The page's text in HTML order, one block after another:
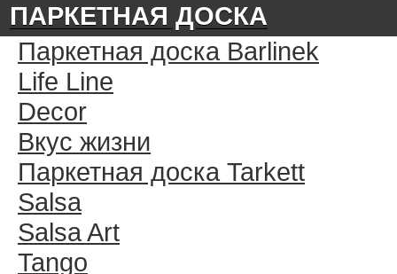
ПАРКЕТНАЯ ДОСКА
Паркетная доска Barlinek
Life Line
Decor
Вкус жизни
Паркетная доска Tarkett
Salsa
Salsa Art
Tango